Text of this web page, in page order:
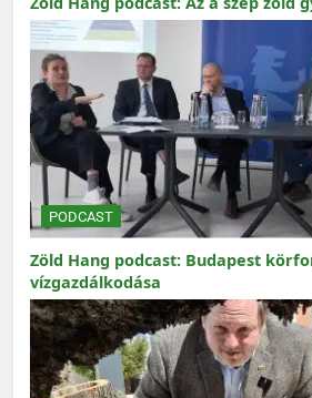
PODCAST
Zöld Hang podcast: Budapest
vízgazdálkodása